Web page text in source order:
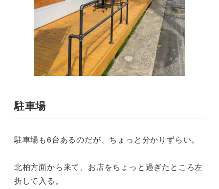
駐車場
駐車場も6台あるのだが、ちょっと分かりずらい。
北柏方面から来て、お店をちょっと過ぎたところ左
折して入る。